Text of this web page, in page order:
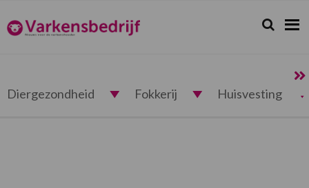
de
hoofdnavigatie
de
hoofd
de
eerste
de
voettekst
Varkensbedrijf.nl Zoeken...
Zoek
Diergezondheid Fokkerij Huisvesting